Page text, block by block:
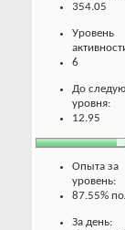
354.05
Уровень
6
До
уровня:
12.95
Опыта за
уровень:
87.55%
За день: